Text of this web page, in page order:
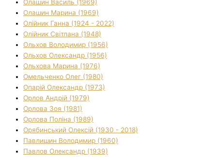
Олашин Василь (1969)
Олашин Марина (1969)
Олійник Ганна (1924 - 2022)
Олійник Світлана (1948)
Ольхов Володимир (1956)
Ольхов Олександр (1956)
Ольхова Марина (1976)
Омельченко Олег (1980)
Опарій Олександр (1973)
Орлов Андрій (1979)
Орлова Зоя (1981)
Орлова Поліна (1989)
Орябинський Олексій (1930 - 2018)
Павлишин Володимир (1960)
Павлов Олександр (1939)